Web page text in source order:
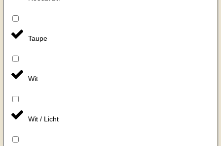
Taupe
Wit
Wit / Licht